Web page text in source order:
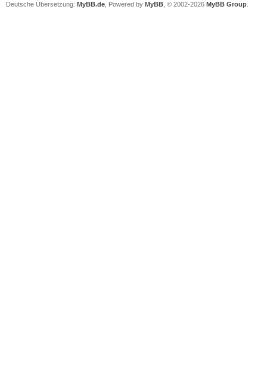
Deutsche Übersetzung: MyBB.de , Powered by MyBB , © 2002-2026 MyBB Group